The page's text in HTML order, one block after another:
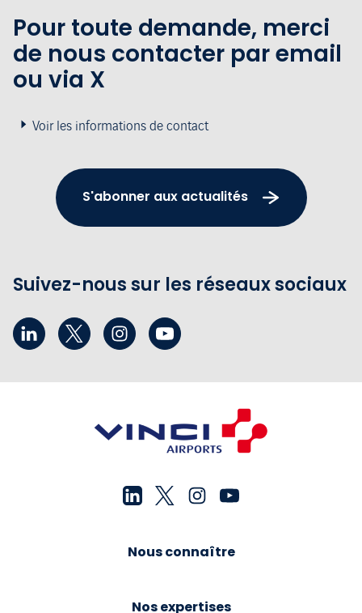
Pour toute demande, merci
de nous contacter par email
ou via X
Voir les informations de contact
S'abonner aux actualités
Suivez-nous sur les réseaux sociaux
Nous connaître
Nos expertises